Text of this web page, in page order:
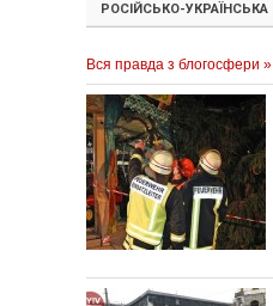
РОСІЙСЬКО-УКРАЇНСЬКА
Вся правда з блогосфери »